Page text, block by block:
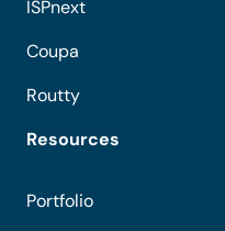
ISPnext
Coupa
Routty
Resources
Portfolio